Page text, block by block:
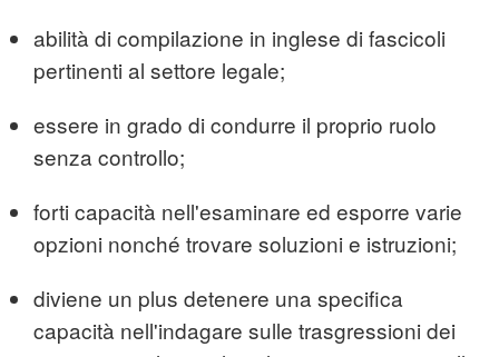
abilità di compilazione in inglese di fascicoli
pertinenti al settore legale;
essere in grado di condurre il proprio ruolo
senza controllo;
forti capacità nell'esaminare ed esporre varie
opzioni nonché trovare soluzioni e istruzioni;
diviene un plus detenere una specifica
capacità nell'indagare sulle trasgressioni dei